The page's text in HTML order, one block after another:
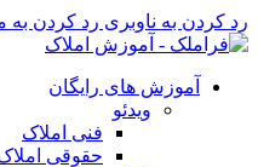
رد کردن به ناوبری رد کردن به
آموزش های رایگان
ویدئو
فنی املاک
حقوقی